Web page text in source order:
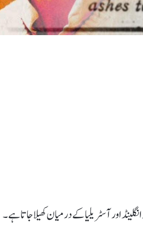
اور آسٹریلیا کے درمیان کھیلا جاتا ہے۔